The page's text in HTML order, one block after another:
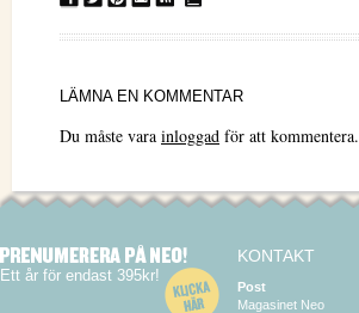
LÄMNA EN KOMMENTAR
Du måste vara inloggad för att kommentera.
Ett år för endast 395kr!
KONTAKT
Post
Magasinet Neo